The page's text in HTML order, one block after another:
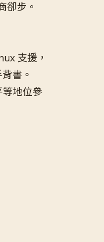
卻步。
支援，
書。
地位參